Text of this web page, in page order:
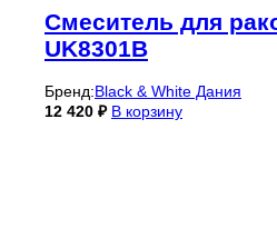
Смеситель для
UK8301B
Бренд:Black & White Дания
12 420 ₽ В корзину